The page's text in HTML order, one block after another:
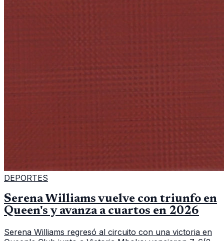
DEPORTES
Serena Williams vuelve con triunfo en
Queen's y avanza a cuartos en 2026
Serena Williams regresó al circuito con una victoria en